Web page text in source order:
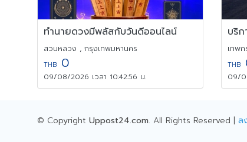
ทำนายดวงมีพลัสกับวันดีออนไลน์
สวนหลวง , กรุงเทพมหานคร
THB 0
09/08/2026 เวลา 10:42:56 น.
เทพ
THB
09/
© Copyright Uppost24.com. All Rights Reserved | ล